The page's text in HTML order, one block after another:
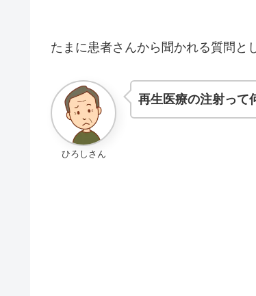
たまに患者さんから聞かれる質問と
ひろしさん
再生医療の注射って